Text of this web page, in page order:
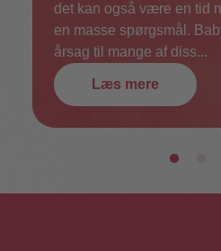
det kan også være en tid
en masse spørgsmål.
årsag til mange af diss...
Læs mere